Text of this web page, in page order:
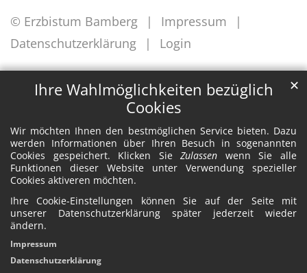
Ihre Wahlmöglichkeiten bezüglich
Cookies
Wir möchten Ihnen den bestmöglichen Service bieten. Dazu
werden Informationen über Ihren Besuch in sogenannten
Cookies gespeichert. Klicken SieZulassen wenn Sie alle
Funktionen dieser Website unter Verwendung spezieller
Cookies aktiveren möchten.
Ihre Cookie-Einstellungen können Sie auf der Seite mit
unserer Datenschutzerklärung später jederzeit wieder
ändern.
✕
Impressum
Datenschutzerklärung
© Erzbistum Bamberg
Impressum
Datenschutzerklärung
Login